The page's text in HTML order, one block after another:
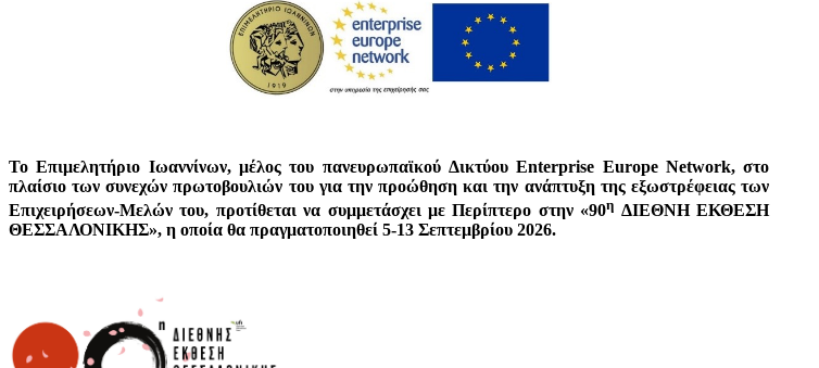
Το Επιμελητήριο Ιωαννίνων, μέλος του πανευρωπαϊκού Δικτύου Enterprise Europe Network, στο
πλαίσιο των συνεχών πρωτοβουλιών του για την προώθηση και την ανάπτυξη της εξωστρέφειας των
Επιχειρήσεων-Μελών του, προτίθεται να συμμετάσχει με Περίπτερο στην «90η ΔΙΕΘΝΗ ΕΚΘΕΣΗ
ΘΕΣΣΑΛΟΝΙΚΗΣ», η οποία θα πραγματοποιηθεί 5-13 Σεπτεμβρίου 2026.